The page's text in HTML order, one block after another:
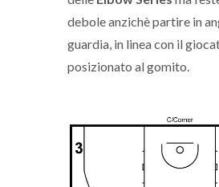
debole anzichè partire in
guardia, in linea con il
posizionato al gomito.